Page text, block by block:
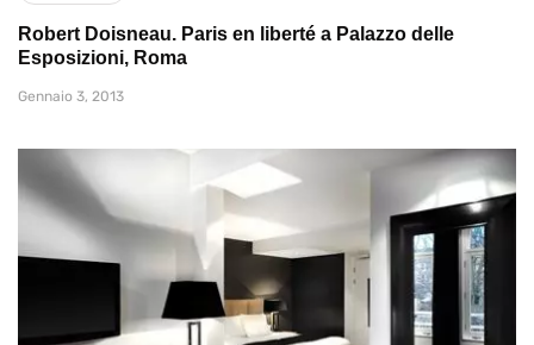
Robert Doisneau. Paris en liberté a Palazzo delle
Esposizioni, Roma
Gennaio 3, 2013